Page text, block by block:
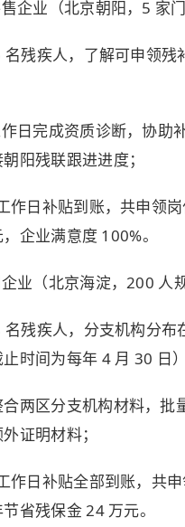
企业（北京朝阳，5 家门
名残疾人，了解可申领
日完成资质诊断，协助
阳残联跟进进度；
作日补贴到账，共申领
企业满意度 100%。
业（北京海淀，200 人规
名残疾人，分支机构分
时间为每年 4 月 30 日）
两区分支机构材料，批
证明材料；
作日补贴全部到账，共
节省残保金24 万元。